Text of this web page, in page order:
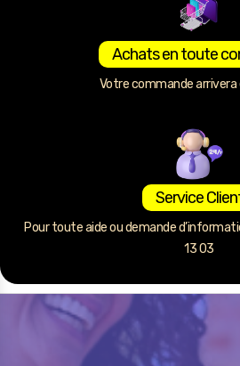
Achats en toute
Votre commande arrivera
Service
Pour toute aide ou demande
13 03